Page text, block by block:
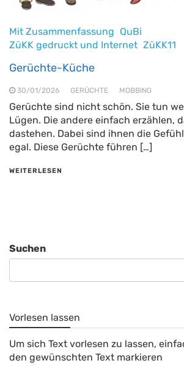
Mit Zusammenfassung QuBi
ZüKK gedruckt und Internet ZüKK11
Gerüchte-Küche
30/01/2026 GERÜCHTE MOBBING
Gerüchte sind nicht schön. Sie tun
Lügen. Die andere einfach erzählen,
dastehen. Dabei sind ihnen die
egal. Diese Gerüchte führen […]
WEITERLESEN
Suchen
Vorlesen lassen
Um sich Text vorlesen zu lassen,
den gewünschten Text markieren